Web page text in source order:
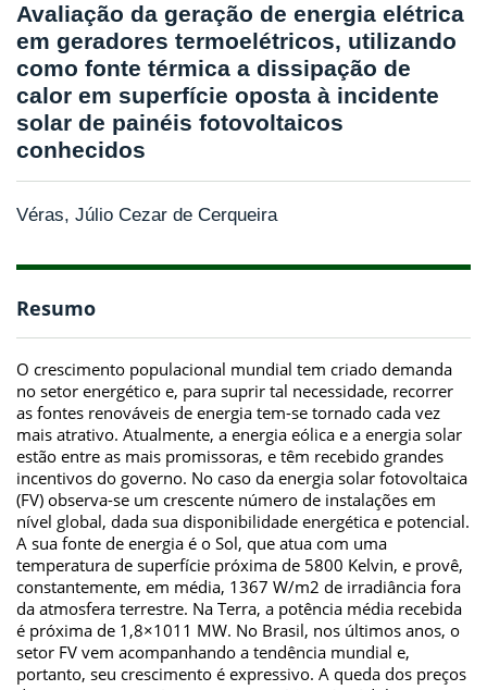
Avaliação da geração de energia elétrica
em geradores termoelétricos, utilizando
como fonte térmica a dissipação de
calor em superfície oposta à incidente
solar de painéis fotovoltaicos
conhecidos
Véras, Júlio Cezar de Cerqueira
Resumo
O crescimento populacional mundial tem criado demanda
no setor energético e, para suprir tal necessidade, recorrer
as fontes renováveis de energia tem-se tornado cada vez
mais atrativo. Atualmente, a energia eólica e a energia solar
estão entre as mais promissoras, e têm recebido grandes
incentivos do governo. No caso da energia solar fotovoltaica
(FV) observa-se um crescente número de instalações em
nível global, dada sua disponibilidade energética e potencial.
A sua fonte de energia é o Sol, que atua com uma
temperatura de superfície próxima de 5800 Kelvin, e provê,
constantemente, em média, 1367 W/m2 de irradiância fora
da atmosfera terrestre. Na Terra, a potência média recebida
é próxima de 1,8×1011 MW. No Brasil, nos últimos anos, o
setor FV vem acompanhando a tendência mundial e,
portanto, seu crescimento é expressivo. A queda dos preços